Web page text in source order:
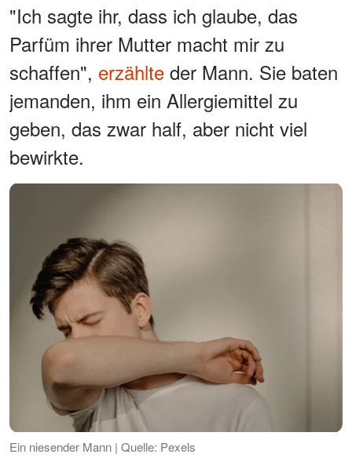
"Ich sagte ihr, dass ich glaube, das
Parfüm ihrer Mutter macht mir zu
schaffen", erzählte der Mann. Sie baten
jemanden, ihm ein Allergiemittel zu
geben, das zwar half, aber nicht viel
bewirkte.
Ein niesender Mann | Quelle: Pexels